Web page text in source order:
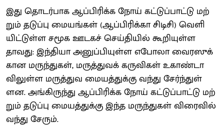
இது தொடர்​பாக ஆப்​பிரிக்க நோய் கட்​டுப்​பாட்டு மற்​
றும் தடுப்பு மையங்​கள் (ஆப்​பிரிக்கா சிடிசி) வெளி​
யிட்​டுள்ள சமூக ஊடகச் செய்​தி​யில் கூறி​யுள்​ள​
தாவது: இந்​தியா அனுப்​பியுள்ள எபோலா வைரஸுக்​
கான மருந்​துகள், மருத்​து​வக் கருவி​கள் உகாண்​டா​
விலுள்ள மருத்​துவ மையத்​துக்கு வந்து சேர்ந்​துள்​
ளன. அங்​கிருந்து ஆப்​பிரிக்க நோய் கட்​டுப்​பாட்டு மற்​
றும் தடுப்பு மையத்​துக்கு இந்த மருந்​துகள் விரை​வில்
வந்து சேரும்.